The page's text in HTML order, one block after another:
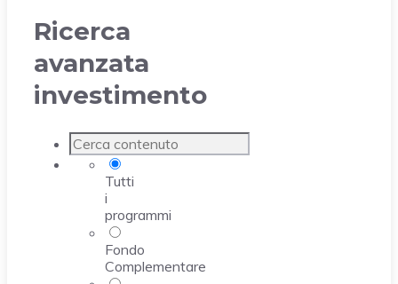
Ricerca
avanzata
investimento
Tutti
i
programmi
Fondo
Complementare